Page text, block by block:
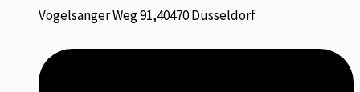
Vogelsanger Weg 91,40470 Düsseldorf